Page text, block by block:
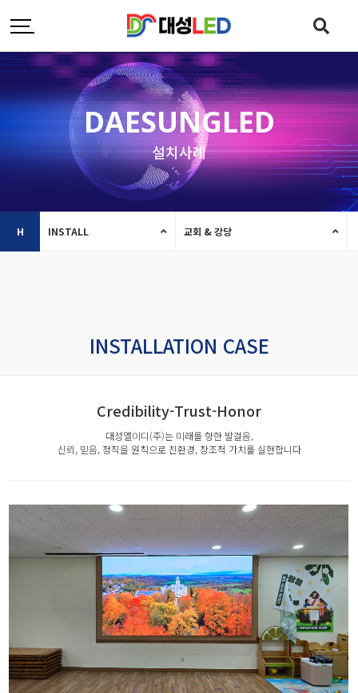
DAESUNGLED
설치사례
H INSTALL 교회 & 강당
INSTALLATION CASE
Credibility-Trust-Honor
대성엘이디(주)는 미래를 향한 발걸음,
신뢰, 믿음, 정직을 원칙으로 친환경, 창조적 가치를 실현합니다